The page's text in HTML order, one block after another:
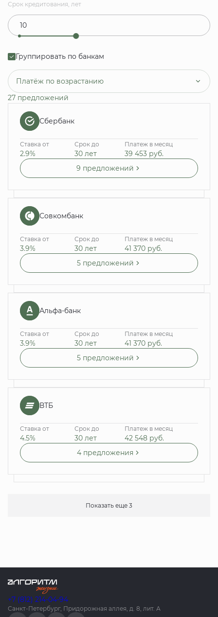
Срок кредитования, лет
Группировать по банкам
Платёж по возрастанию
27 предложений
Сбербанк
Ставка от
2.9%
Срок до
30 лет
Платеж в месяц
39 453 руб.
9 предложений
Совкомбанк
Ставка от
3.9%
Срок до
30 лет
Платеж в месяц
41 370 руб.
5 предложений
Альфа-банк
Ставка от
3.9%
Срок до
30 лет
Платеж в месяц
41 370 руб.
5 предложений
ВТБ
Ставка от
4.5%
Срок до
30 лет
Платеж в месяц
42 548 руб.
4 предложения
Показать еще 3
+7 (812) 214-04-94
Санкт-Петербург, Придорожная аллея, д. 8, лит. А